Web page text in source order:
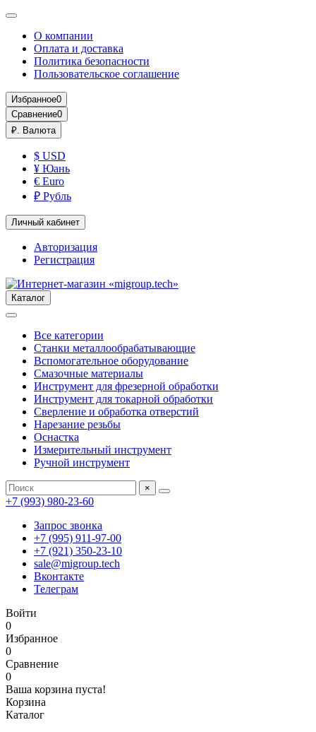
О компании
Оплата и доставка
Политика безопасности
Пользовательское соглашение
Избранное0
Сравнение0
₽. Валюта
$ USD
¥ Юань
€ Euro
₽ Рубль
Личный кабинет
Авторизация
Регистрация
Каталог
Все категории
Станки металлообрабатывающие
Вспомогательное оборудование
Смазочные материалы
Инструмент для фрезерной обработки
Инструмент для токарной обработки
Сверление и обработка отверстий
Нарезание резьбы
Оснастка
Измерительный инструмент
Ручной инструмент
×
+7 (993) 980-23-60
Запрос звонка
+7 (995) 911-97-00
+7 (921) 350-23-10
sale@migroup.tech
Вконтакте
Телеграм
Войти
0
Избранное
0
Сравнение
0
Ваша корзина пуста!
Корзина
Каталог